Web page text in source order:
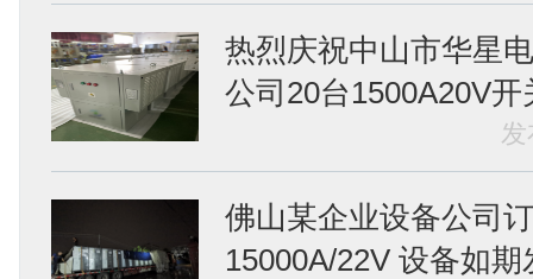
热烈庆祝中山市华星
公司20台1500A20V开
佛山某企业设备公司
15000A/22V 设备如期